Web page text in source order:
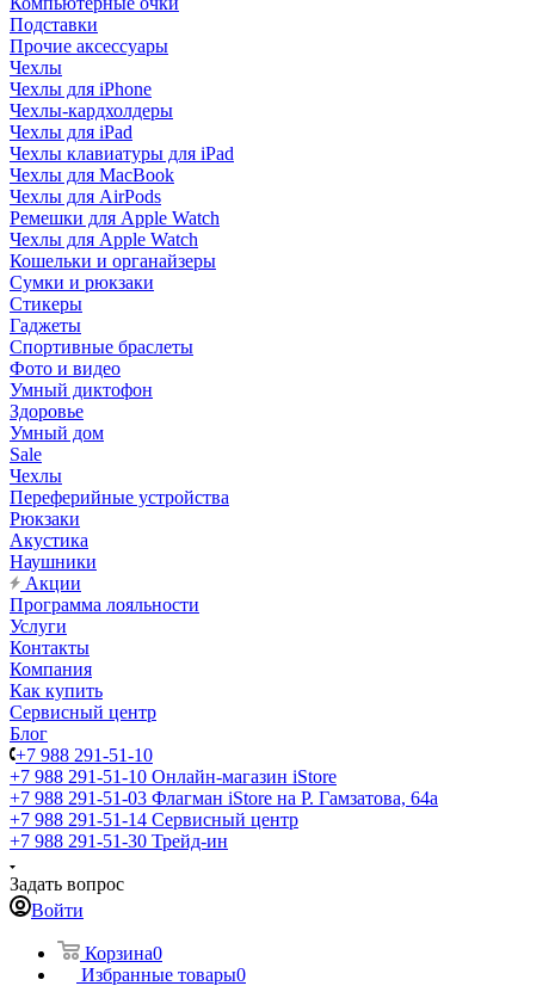
Подставки
Прочие аксессуары
Чехлы
Чехлы для iPhone
Чехлы-кардхолдеры
Чехлы для iPad
Чехлы клавиатуры для iPad
Чехлы для MacBook
Чехлы для AirPods
Ремешки для Apple Watch
Чехлы для Apple Watch
Кошельки и органайзеры
Сумки и рюкзаки
Стикеры
Гаджеты
Спортивные браслеты
Фото и видео
Умный диктофон
Здоровье
Умный дом
Sale
Чехлы
Переферийные устройства
Рюкзаки
Акустика
Наушники
Акции
Программа лояльности
Услуги
Контакты
Компания
Как купить
Сервисный центр
Блог
+7 988 291-51-10
+7 988 291-51-10 Онлайн-магазин iStore
+7 988 291-51-03 Флагман iStore на Р. Гамзатова, 64а
+7 988 291-51-14 Сервисный центр
+7 988 291-51-30 Трейд-ин
Задать вопрос
Войти
Корзина0
Избранные товары0